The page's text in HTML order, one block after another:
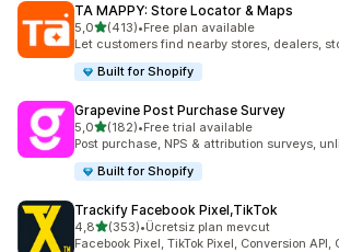
TA MAPPY: Store Locator & Maps
5,05 yıldız üzerinden
(413)
toplam 413 değerlendirme
•Free plan available
Let customers find nearby stores, dealers,
Built for Shopify
Grapevine Post Purchase Survey
5,05 yıldız üzerinden
(182)
toplam 182 değerlendirme
•Free trial available
Post purchase, NPS & attribution surveys,
Built for Shopify
Trackify Facebook Pixel,TikTok
4,85 yıldız üzerinden
(353)
toplam 353 değerlendirme
•Ücretsiz plan mevcut
Facebook Pixel, TikTok Pixel, Conversion API,